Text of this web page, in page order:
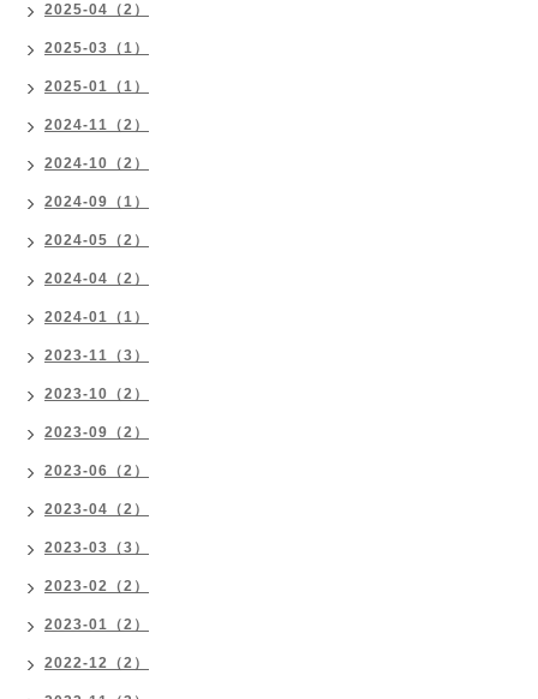
2025-04（2）
2025-03（1）
2025-01（1）
2024-11（2）
2024-10（2）
2024-09（1）
2024-05（2）
2024-04（2）
2024-01（1）
2023-11（3）
2023-10（2）
2023-09（2）
2023-06（2）
2023-04（2）
2023-03（3）
2023-02（2）
2023-01（2）
2022-12（2）